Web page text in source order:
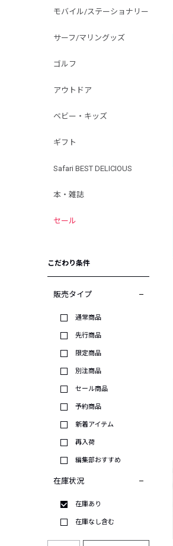
モバイル/ステーショナリー
サーフ/マリングッズ
ゴルフ
アウトドア
ベビー・キッズ
ギフト
Safari BEST DELICIOUS
本・雑誌
セール
こだわり条件
販売タイプ
通常商品
先行商品
限定商品
別注商品
セール商品
予約商品
新着アイテム
再入荷
編集部おすすめ
在庫状況
在庫あり
在庫なし含む